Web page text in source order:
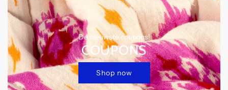
De nieuwste coupons!
COUPONS
Shop now